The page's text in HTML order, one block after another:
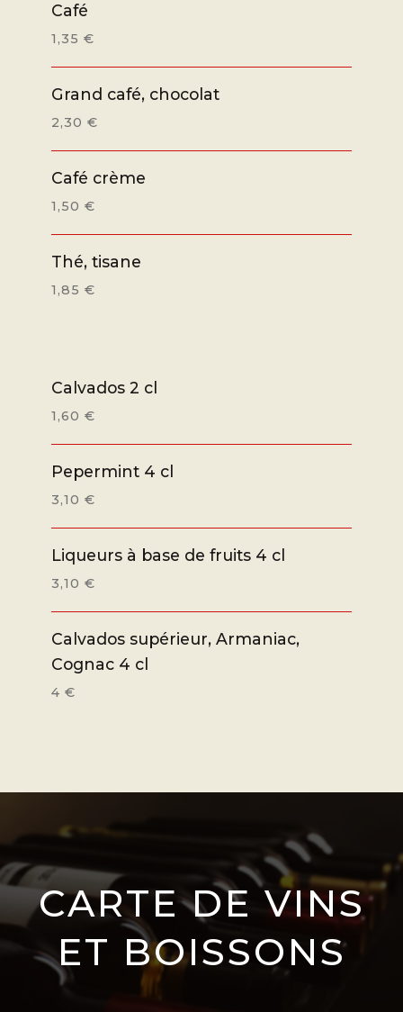
Café
1,35 €
Grand café, chocolat
2,30 €
Café crème
1,50 €
Thé, tisane
1,85 €
Calvados 2 cl
1,60 €
Pepermint 4 cl
3,10 €
Liqueurs à base de fruits 4 cl
3,10 €
Calvados supérieur, Armaniac,
Cognac 4 cl
4 €
CARTE DE VINS
ET BOISSONS